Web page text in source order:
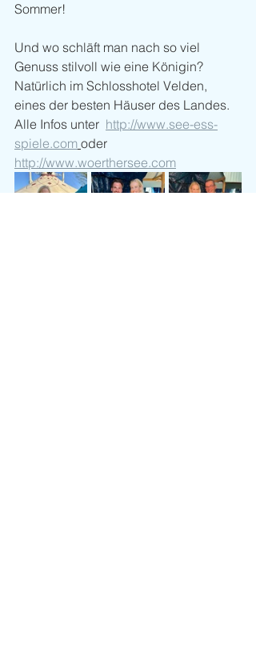
Sommer!
Und wo schläft man nach so viel
Genuss stilvoll wie eine Königin?
Natürlich im Schlosshotel Velden,
eines der besten Häuser des Landes.
Alle Infos unter http://www.see-ess-
spiele.com oder
http://www.woerthersee.com